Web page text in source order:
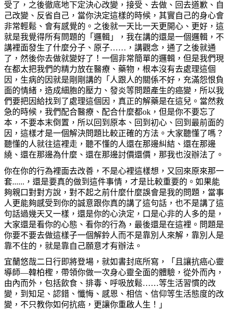
受了，之後徹底地下定決心改變，接受、去做、回去道歉、自
己改變、反省自己，當你決定這樣的時候，其實自己的身心會
非常輕鬆、會有感覺的。之後就一天比一天更開心、更好，這
就是我覺得所有問題的「邏輯」，我在講的還是一個邏輯，不
講裡面發生了什麼分子、原子……，講觀念，通了之後就通
了，然後你去做就變好了！一個非常簡單的邏輯，但是我們現
在都太把我們的精力放在醫療、藥物，根本沒有去處理這個
因，生病的因就是剛剛講的「人跟人的關係不好，充滿怨恨負
面的情緒，造成細胞的壓力、發炎等問題產生的癌變，所以我
們要把因給找到了處理這個因，真正的解藥是在這兒。當然救
急的時候，我們配合醫療、配合什麼都ok，但是你不要忘了
本，不要本末倒置，所以回到原本、回到初心、回到最前面的
因，這樣才是一個解決問題比較正確的方法。大家聽懂了嗎？
聽懂的人就往這裡走，聽不懂的人還在那邊糾結、還在那邊
繞、還在那邊為什麼、還在那邊討價還價，那我也沒辦法了。
你在你的行為裡面去改善，不是心裡這樣想，又回來原來那一
套......，還是要真的做到這件事情，才是比較重要的。如果能
夠親口對對方說，對不起之前什麼什麼誤會是我的問題，當事
人更能夠感受到你的誠意跟你真的講了這句話，也不是講了這
句話過幾天又一樣，還是你的心決定，口是心非的人多的是，
大家還是看你的心態、看你的行為，最後還是在這裡。問題是
你要不要去做這樣子一個解鈴人而不是靠別人來解，靠別人是
靠不住的，就是靠自己願意才有辦法。
宜蘭悠哉二日行即將登場，就如書封底所寫，「且讓抗癌心靈
導師—韓柏檉，帶領你做一次身心靈全面的體驗，從外而內，
由內而外，包括飲食、排毒、呼吸放鬆……等生活習慣的改
變，到知足、認錯、懺悔、感恩、相信、信仰等生活態度的改
變，不只教你如何抗癌，更讓你重啟人生！」